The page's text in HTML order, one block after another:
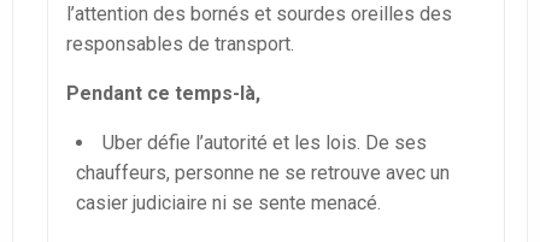
l’attention des bornés et sourdes oreilles des
responsables de transport.
Pendant ce temps-là,
Uber défie l’autorité et les lois. De ses
chauffeurs, personne ne se retrouve avec un
casier judiciaire ni se sente menacé.